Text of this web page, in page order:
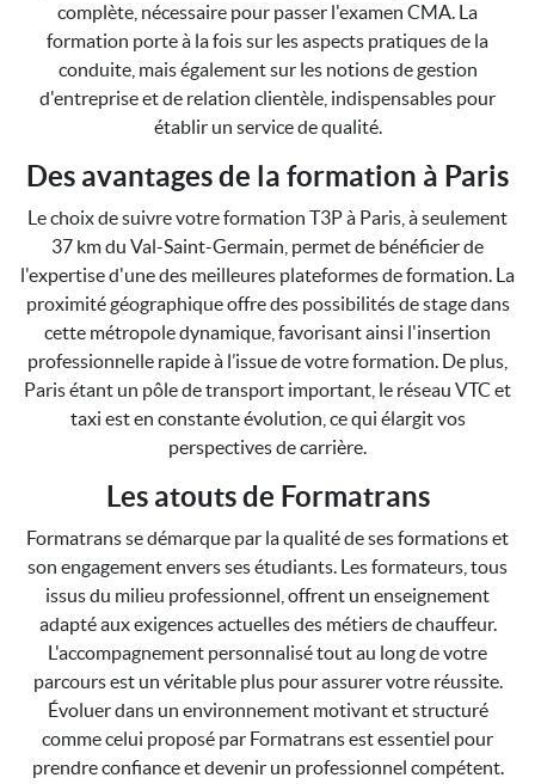
complète, nécessaire pour passer l'examen CMA. La
formation porte à la fois sur les aspects pratiques de la
conduite, mais également sur les notions de gestion
d'entreprise et de relation clientèle, indispensables pour
établir un service de qualité.
Des avantages de la formation à Paris
Le choix de suivre votre formation T3P à Paris, à seulement
37 km du Val-Saint-Germain, permet de bénéficier de
l'expertise d'une des meilleures plateformes de formation. La
proximité géographique offre des possibilités de stage dans
cette métropole dynamique, favorisant ainsi l'insertion
professionnelle rapide à l’issue de votre formation. De plus,
Paris étant un pôle de transport important, le réseau VTC et
taxi est en constante évolution, ce qui élargit vos
perspectives de carrière.
Les atouts de Formatrans
Formatrans se démarque par la qualité de ses formations et
son engagement envers ses étudiants. Les formateurs, tous
issus du milieu professionnel, offrent un enseignement
adapté aux exigences actuelles des métiers de chauffeur.
L'accompagnement personnalisé tout au long de votre
parcours est un véritable plus pour assurer votre réussite.
Évoluer dans un environnement motivant et structuré
comme celui proposé par Formatrans est essentiel pour
prendre confiance et devenir un professionnel compétent.